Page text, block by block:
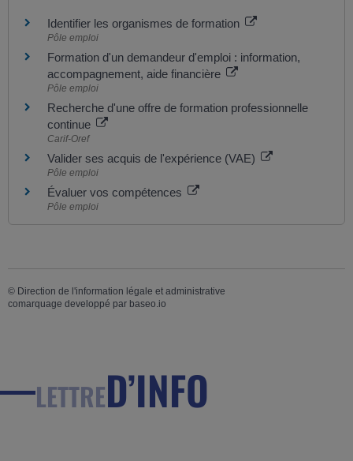
Identifier les organismes de formation
Pôle emploi
Formation d'un demandeur d'emploi : information,
accompagnement, aide financière
Pôle emploi
Recherche d'une offre de formation professionnelle
continue
Carif-Oref
Valider ses acquis de l'expérience (VAE)
Pôle emploi
Évaluer vos compétences
Pôle emploi
© Direction de l'information légale et administrative
comarquage developpé par baseo.io
LETTRED’INFO